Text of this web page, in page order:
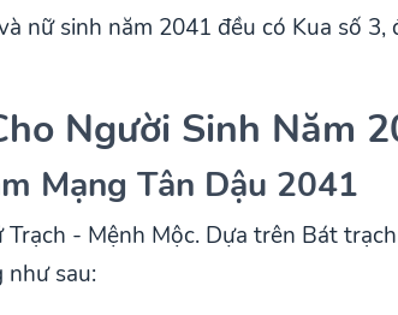
nữ sinh năm 2041 đều có Kua số
Người Sinh Năm
Mạng Tân Dậu 2041
- Mệnh Mộc. Dựa trên Bát
như sau: